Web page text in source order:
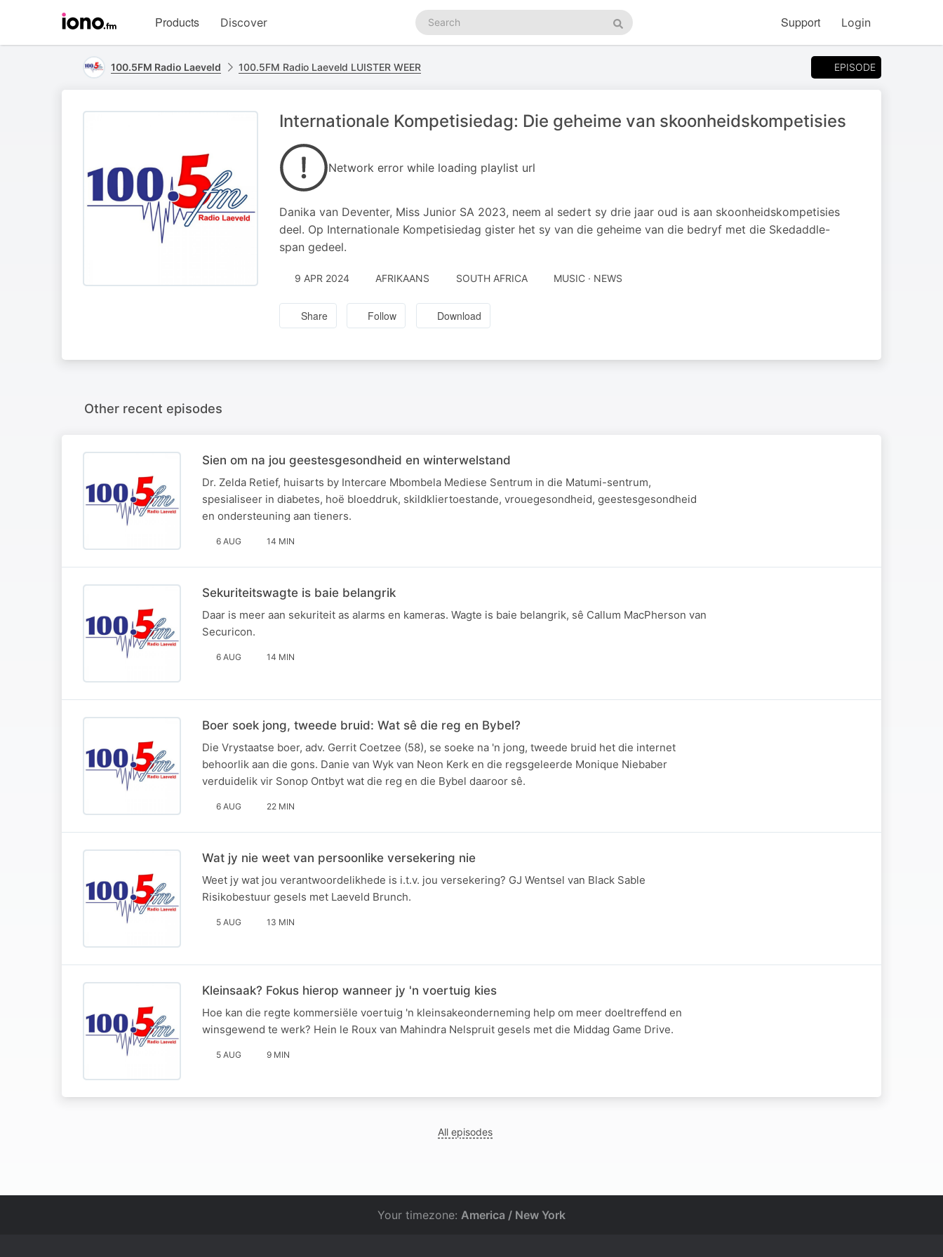
homepage
Products Discover
Search
podcasts
Search
Support Login
100.5FM Radio Laeveld 100.5FM Radio Laeveld LUISTER WEER EPISODE
Internationale Kompetisiedag: Die geheime van skoonheidskompetisies
Network error while loading playlist url
Danika van Deventer, Miss Junior SA 2023, neem al sedert sy drie jaar oud is aan skoonheidskompetisies
deel. Op Internationale Kompetisiedag gister het sy van die geheime van die bedryf met die Skedaddle-
span gedeel.
9 APR 2024 AFRIKAANS SOUTH AFRICA MUSIC · NEWS
Share Follow Download
Other recent episodes
Sien om na jou geestesgesondheid en winterwelstand
Dr. Zelda Retief, huisarts by Intercare Mbombela Mediese Sentrum in die Matumi-sentrum,
spesialiseer in diabetes, hoë bloeddruk, skildkliertoestande, vrouegesondheid, geestesgesondheid
en ondersteuning aan tieners.
6 AUG 14 MIN
Sekuriteitswagte is baie belangrik
Daar is meer aan sekuriteit as alarms en kameras. Wagte is baie belangrik, sê Callum MacPherson van
Securicon.
6 AUG 14 MIN
Boer soek jong, tweede bruid: Wat sê die reg en Bybel?
Die Vrystaatse boer, adv. Gerrit Coetzee (58), se soeke na 'n jong, tweede bruid het die internet
behoorlik aan die gons. Danie van Wyk van Neon Kerk en die regsgeleerde Monique Niebaber
verduidelik vir Sonop Ontbyt wat die reg en die Bybel daaroor sê.
6 AUG 22 MIN
Wat jy nie weet van persoonlike versekering nie
Weet jy wat jou verantwoordelikhede is i.t.v. jou versekering? GJ Wentsel van Black Sable
Risikobestuur gesels met Laeveld Brunch.
5 AUG 13 MIN
Kleinsaak? Fokus hierop wanneer jy 'n voertuig kies
Hoe kan die regte kommersiële voertuig 'n kleinsakeonderneming help om meer doeltreffend en
winsgewend te werk? Hein le Roux van Mahindra Nelspruit gesels met die Middag Game Drive.
5 AUG 9 MIN
All episodes
Your timezone: America / New York